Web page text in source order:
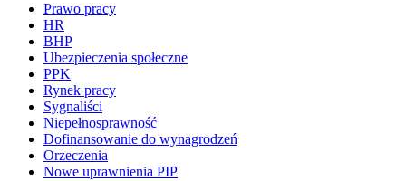
Prawo pracy
HR
BHP
Ubezpieczenia społeczne
PPK
Rynek pracy
Sygnaliści
Niepełnosprawność
Dofinansowanie do wynagrodzeń
Orzeczenia
Nowe uprawnienia PIP